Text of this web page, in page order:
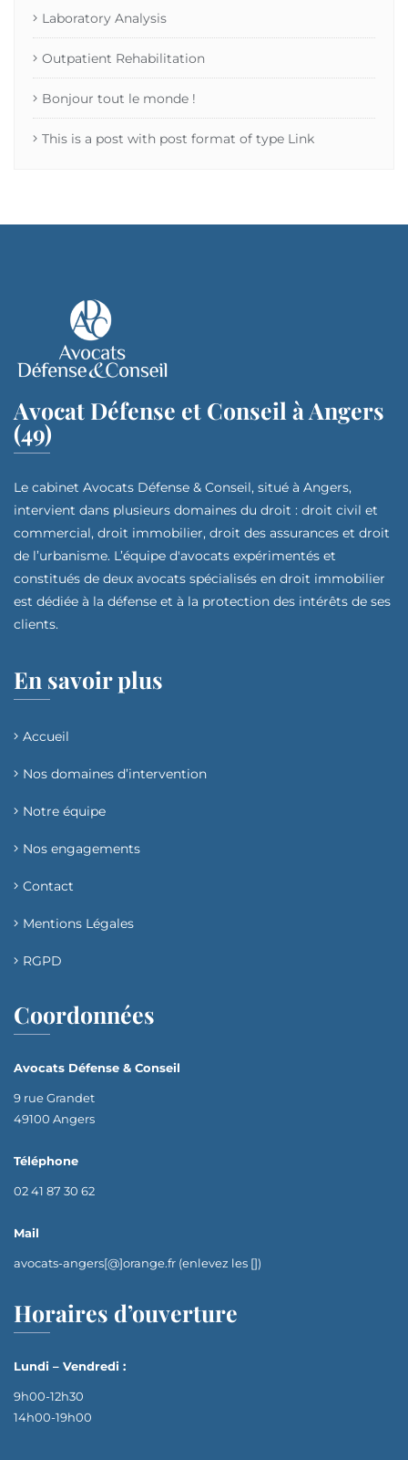
Laboratory Analysis
Outpatient Rehabilitation
Bonjour tout le monde !
This is a post with post format of type Link
Avocat Défense et Conseil à Angers
(49)
Le cabinet Avocats Défense & Conseil, situé à Angers,
intervient dans plusieurs domaines du droit : droit civil et
commercial, droit immobilier, droit des assurances et droit
de l’urbanisme. L’équipe d'avocats expérimentés et
constitués de deux avocats spécialisés en droit immobilier
est dédiée à la défense et à la protection des intérêts de ses
clients.
En savoir plus
Accueil
Nos domaines d’intervention​
Notre équipe
Nos engagements
Contact
Mentions Légales
RGPD
Coordonnées
Avocats Défense & Conseil
9 rue Grandet
49100 Angers
Téléphone
02 41 87 30 62
Mail
avocats-angers[@]orange.fr (enlevez les [])
Horaires d’ouverture
Lundi – Vendredi :
9h00-12h30
14h00-19h00